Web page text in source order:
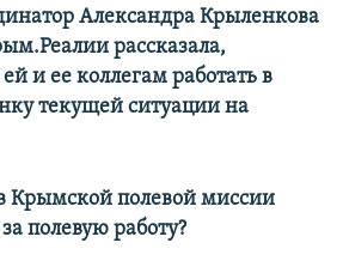
Александра Крыленкова
рассказала,
и ее коллегам работать в
текущей ситуации на
Крымской полевой миссии
полевую работу?